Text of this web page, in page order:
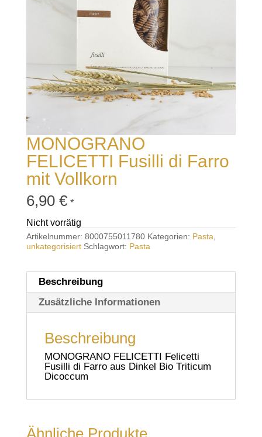
MONOGRANO
FELICETTI Fusilli di Farro
mit Vollkorn
6,90 € *
Nicht vorrätig
Artikelnummer: 8000755011780 Kategorien: Pasta
unkategorisiert Schlagwort: Pasta
Beschreibung
Zusätzliche Informationen
Beschreibung
MONOGRANO FELICETTI Felicetti
Fusilli di Farro aus Dinkel Bio Triticum
Dicoccum
Ähnliche Produkte